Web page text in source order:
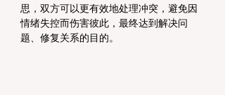
思，双方可以更有效地处理冲突，避免因
情绪失控而伤害彼此，最终达到解决问
题、修复关系的目的。